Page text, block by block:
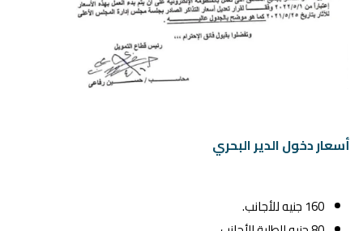
أسعار دخول الدير البحري
160 جنيه للأجانب.